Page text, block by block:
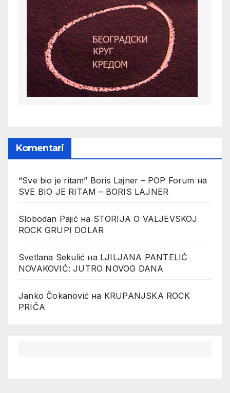
Komentari
“Sve bio je ritam” Boris Lajner – POP Forum на
SVE BIO JE RITAM – BORIS LAJNER
Slobodan Pajićна STORIJA O VALJEVSKOJ
ROCK GRUPI DOLAR
Svetlana Sekulić на LJILJANA PANTELIĆ
NOVAKOVIĆ: JUTRO NOVOG DANA
Janko Čokanović на KRUPANJSKA ROCK
PRIČA